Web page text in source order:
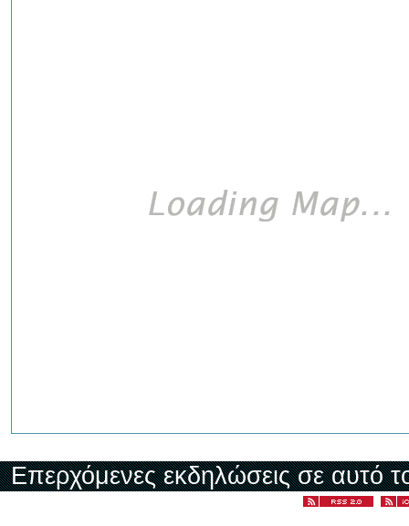
Επερχόμενες εκδηλώσεις σε αυτό